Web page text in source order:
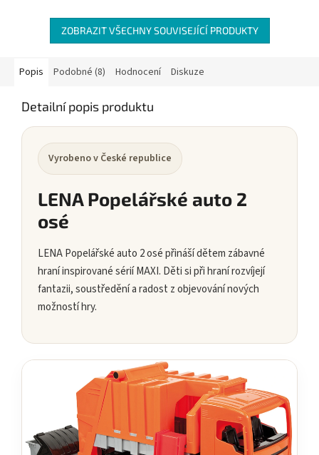
ZOBRAZIT VŠECHNY SOUVISEJÍCÍ PRODUKTY
Popis Podobné (8) Hodnocení Diskuze
Detailní popis produktu
Vyrobeno v České republice
LENA Popelářské auto 2
osé
LENA Popelářské auto 2 osé přináší dětem zábavné
hraní inspirované sérií MAXI. Děti si při hraní rozvíjejí
fantazii, soustředění a radost z objevování nových
možností hry.